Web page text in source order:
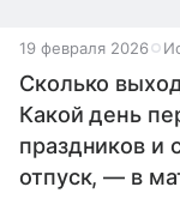
19 февраля 2026
Сколько
Какой день
праздников и
отпуск, — в